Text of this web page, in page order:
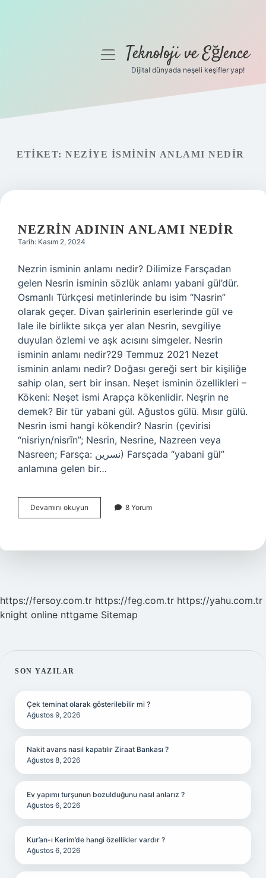
Gizlilik Politikası
menüyüTeknoloji ve Eğlence
Dijital dünyada neşeli keşifler yap!
ETIKET: NEZIYE ISMININ ANLAMI NEDIR
NEZRIN ADININ ANLAMI NEDIR
Tarih: Kasım 2, 2024
Nezrin isminin anlamı nedir? Dilimize Farsçadan
gelen Nesrin isminin sözlük anlamı yabani gül’dür.
Osmanlı Türkçesi metinlerinde bu isim “Nasrin”
olarak geçer. Divan şairlerinin eserlerinde gül ve
lale ile birlikte sıkça yer alan Nesrin, sevgiliye
duyulan özlemi ve aşk acısını simgeler. Nesrin
isminin anlamı nedir?29 Temmuz 2021 Nezet
isminin anlamı nedir? Doğası gereği sert bir kişiliğe
sahip olan, sert bir insan. Neşet isminin özellikleri –
Kökeni: Neşet ismi Arapça kökenlidir. Neşrin ne
demek? Bir tür yabani gül. Ağustos gülü. Mısır gülü.
Nesrin ismi hangi kökendir? Nasrin (çevirisi
“nisriyn/nisrīn”; Nesrin, Nesrine, Nazreen veya
Nasreen; Farsça: نسرين) Farsçada “yabani gül”
anlamına gelen bir…
Devamını okuyun
Adının
8 Yorum
https://fersoy.com.tr https://feg.com.tr https://yahu.com.tr
knight online nttgame Sitemap
SIDEBAR
SON YAZILAR
Çek teminat olarak gösterilebilir mi ?
Ağustos 9, 2026
Nakit avans nasıl kapatılır Ziraat Bankası ?
Ağustos 8, 2026
Ev yapımı turşunun bozulduğunu nasıl anlarız ?
Ağustos 6, 2026
Kur’an-ı Kerim’de hangi özellikler vardır ?
Ağustos 6, 2026